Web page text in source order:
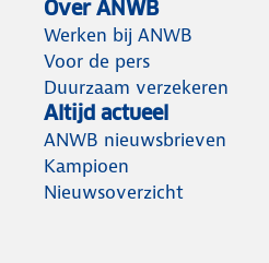
Over ANWB
Werken bij ANWB
Voor de pers
Duurzaam verzekeren
Altijd actueel
ANWB nieuwsbrieven
Kampioen
Nieuwsoverzicht